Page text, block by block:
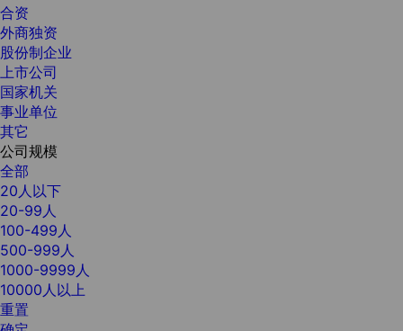
合资
外商独资
股份制企业
上市公司
国家机关
事业单位
其它
公司规模
全部
20人以下
20-99人
100-499人
500-999人
1000-9999人
10000人以上
重置